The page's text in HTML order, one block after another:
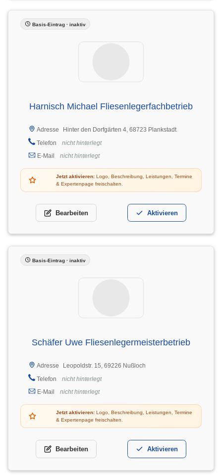
Basis-Eintrag · inaktiv
Harnisch Michael Fliesenlegerfachbetrieb
Adresse
Hinter den Dorfgärten 4, 68723 Plankstadt
Telefon
nicht hinterlegt
E-Mail
nicht hinterlegt
Jetzt aktivieren: Logo, Beschreibung, Leistungen, Termine
& Expertenpage freischalten.
Bearbeiten Aktivieren
Basis-Eintrag · inaktiv
Schäfer Uwe Fliesenlegermeisterbetrieb
Adresse
Leopoldstr. 15, 69226 Nußloch
Telefon
nicht hinterlegt
E-Mail
nicht hinterlegt
Jetzt aktivieren: Logo, Beschreibung, Leistungen, Termine
& Expertenpage freischalten.
Bearbeiten Aktivieren